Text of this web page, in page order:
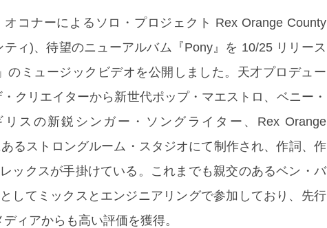
コナーによるソロ・プロジェクト Rex Orange County
ィ)、待望のニューアルバム『Pony』を 10/25 リリース
のミュージックビデオを公開しました。天才プロデュー
クリエイターから新世代ポップ・マエストロ、ベニー・
スの新鋭シンガー・ソングライター、Rex Orange
るストロングルーム・スタジオにて制作され、作詞、作
ックスが手掛けている。これまでも親交のあるベン・バ
してミックスとエンジニアリングで参加しており、先行
ィアからも高い評価を獲得。